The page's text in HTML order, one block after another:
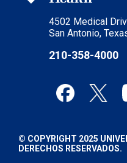
4502 Medical
San Antonio,
210-358-4000
© COPYRIGHT 2025
DERECHOS RESERVADOS.